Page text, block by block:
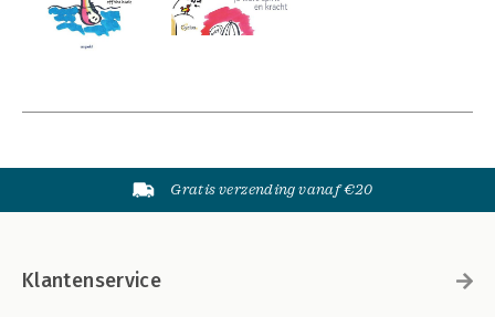
Gratis verzending vanaf €20
Klantenservice